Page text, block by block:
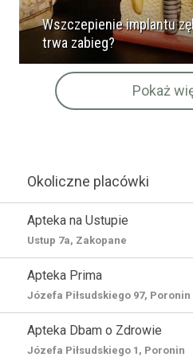
Wszczepienie implantu
trwa zabieg?
Pokaż
Okoliczne placówki
Apteka na Ustupie
Ustup 7a, Zakopane
Apteka Prima
Józefa Piłsudskiego 97, Poronin
Apteka Dbam o Zdrowie
Józefa Piłsudskiego 1, Poronin